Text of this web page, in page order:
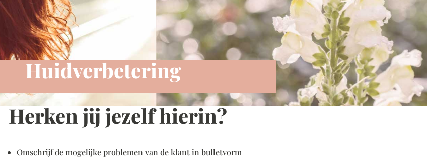
Huidverbetering
Herken jij jezelf hierin?
Omschrijf de mogelijke problemen van de klant in bulletvorm